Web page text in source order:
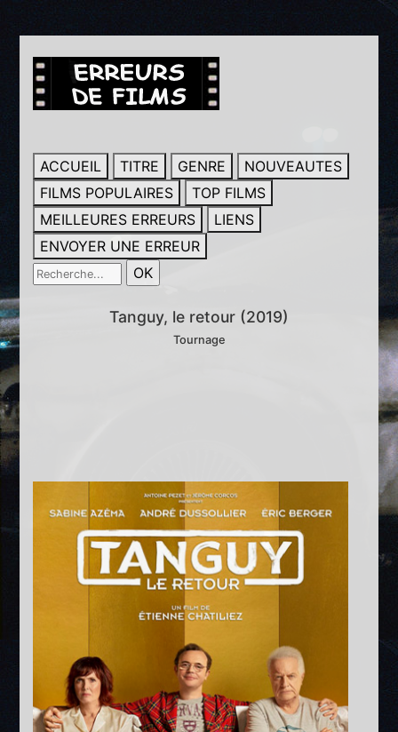
ACCUEIL TITRE GENRE
NOUVEAUTES
FILMS POPULAIRES
TOP FILMS
MEILLEURES ERREURS
LIENS
ENVOYER UNE ERREUR
Tanguy, le retour (2019)
Tournage